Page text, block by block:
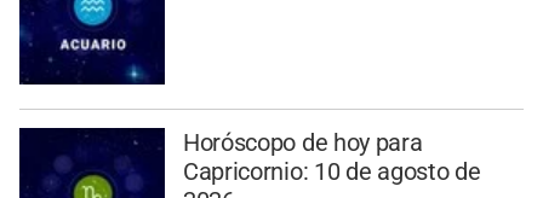
Horóscopo de hoy para
Capricornio: 10 de agosto de